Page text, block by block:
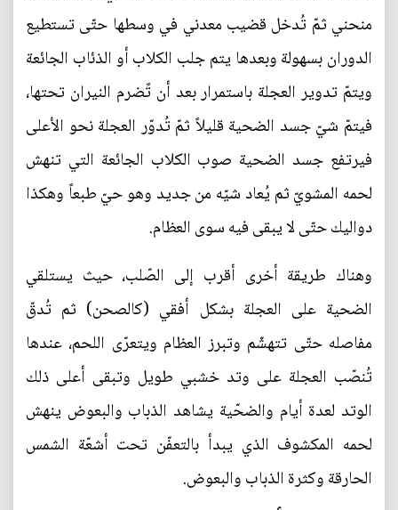
منحني ثمّ تُدخل قضيب معدني في وسطها حتّى تستطيع
الدوران بسهولة وبعدها يتم جلب الكلاب أو الذئاب الجائعة
ويتمّ تدوير العجلة باستمرار بعد أن تًضرم النيران تحتها،
فيتمّ شيّ جسد الضحية قليلاً ثمّ تُدوّر العجلة نحو الأعلى
فيرتفع جسد الضحية صوب الكلاب الجائعة التي تنهش
لحمه المشويّ ثم يُعاد شيّه من جديد وهو حيّ طبعاً وهكذا
دواليك حتّى لا يبقى فيه سوى العظام.
وهناك طريقة أخرى أقرب إلى الصّلب، حيث يستلقي
الضحية على العجلة بشكل أفقي (كالصحن) ثم تُدقّ
مفاصله حتّى تتهشّم وتبرز العظام ويتعرّى اللحم، عندها
تُنصّب العجلة على وتد خشبي طويل وتبقى أعلى ذلك
الوتد لعدة أيام والضحّية يشاهد الذباب والبعوض ينهش
لحمه المكشوف الذي يبدأ بالتعفّن تحت أشعّة الشمس
الحارقة وكثرة الذباب والبعوض.